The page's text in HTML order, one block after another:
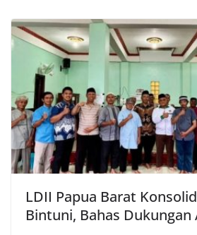
LDII Papua Barat
Bintuni, Bahas Dukungan